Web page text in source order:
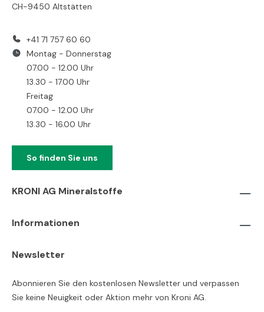
CH-9450 Altstätten
+41 71 757 60 60
Montag - Donnerstag
07.00 - 12.00 Uhr
13.30 - 17.00 Uhr
Freitag
07.00 - 12.00 Uhr
13.30 - 16.00 Uhr
So finden Sie uns
KRONI AG Mineralstoffe
Informationen
Newsletter
Abonnieren Sie den kostenlosen Newsletter und verpassen
Sie keine Neuigkeit oder Aktion mehr von Kroni AG.